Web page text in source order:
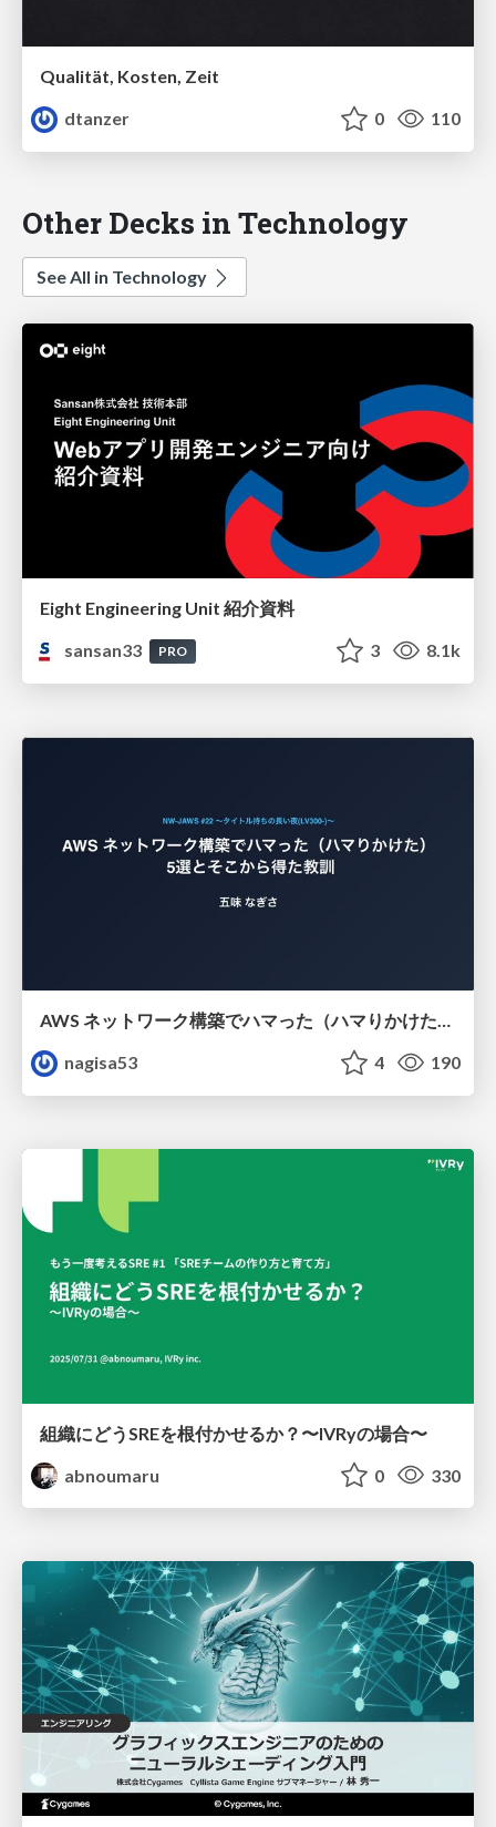
Qualität, Kosten, Zeit
dtanzer
0 110
Other Decks in Technology
See All in Technology
Eight Engineering Unit 紹介資料
sansan33
PRO 3 8.1k
AWS ネットワーク構築でハマった（ハマりかけた） 5選とそこから得た教訓
nagisa53
4 190
組織にどうSREを根付かせるか？〜IVRyの場合〜
abnoumaru
0 330